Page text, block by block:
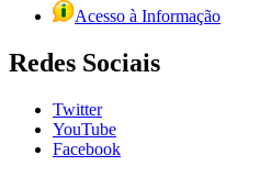
Acesso à Informação
Redes Sociais
Twitter
YouTube
Facebook